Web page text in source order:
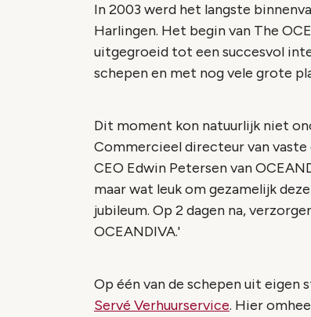
In 2003 werd het langste
Harlingen. Het begin van The
uitgegroeid tot een succesvol
schepen en met nog vele grote
Dit moment kon natuurlijk niet
Commercieel directeur van
CEO Edwin Petersen van
maar wat leuk om gezamelijk
jubileum. Op 2 dagen na,
OCEANDIVA.'
Op één van de schepen uit eigen
Servé Verhuurservice. Hier